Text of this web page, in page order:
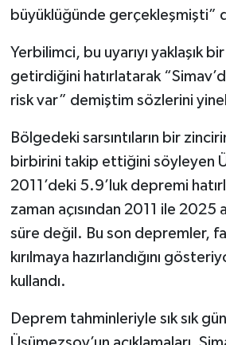
büyüklüğünde gerçekleşmişti”
Yerbilimci, bu uyarıyı yaklaşık
getirdiğini hatırlatarak
risk var” demiştim sözlerini
Bölgedeki sarsıntıların bir
birbirini takip ettiğini söyleyen
2011’deki 5.9’luk depremi
zaman açısından 2011 ile 2025
süre değil. Bu son depremler,
kırılmaya hazırlandığını
kullandı.
Deprem tahminleriyle sık sık